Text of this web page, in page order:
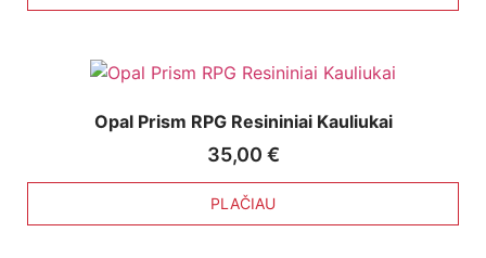
Opal Prism RPG Resininiai Kauliukai
35,00 €
PLAČIAU